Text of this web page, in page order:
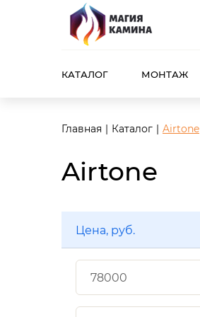
КАТАЛОГ МОНТАЖ
Главная Каталог Airtone
Airtone
Цена, руб.